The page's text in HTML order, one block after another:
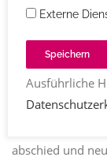
Karin Klug
Kommentare
von der
unmöglichkeiten
abschied und
Externe
Speichern
Ausführliche